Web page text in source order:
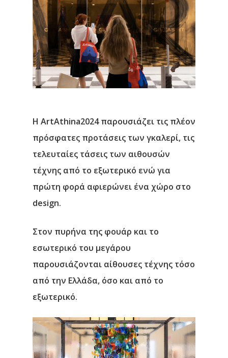
Η ArtAthina2024 παρουσιάζει τις πλέον
πρόσφατες προτάσεις των γκαλερί, τις
τελευταίες τάσεις των αιθουσών
τέχνης από το εξωτερικό ενώ για
πρώτη φορά αφιερώνει ένα χώρο στο
design.
Στον πυρήνα της φουάρ και το
εσωτερικό του μεγάρου
παρουσιάζονται αίθουσες τέχνης τόσο
από την Ελλάδα, όσο και από το
εξωτερικό.